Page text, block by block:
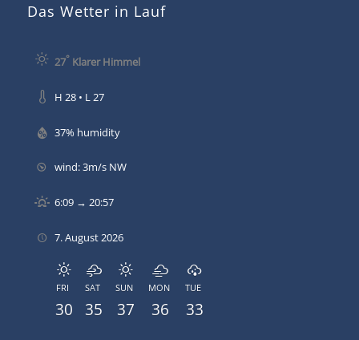
Das Wetter in Lauf
27° Klarer Himmel
H 28 • L 27
37% humidity
wind: 3m/s NW
6:09 → 20:57
7. August 2026
FRI
30
SAT
35
SUN
37
MON
36
TUE
33